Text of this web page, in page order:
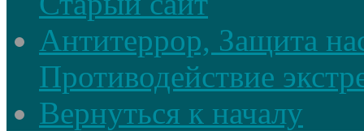
Антитеррор, Защита
Противодействие
Вернуться к началу